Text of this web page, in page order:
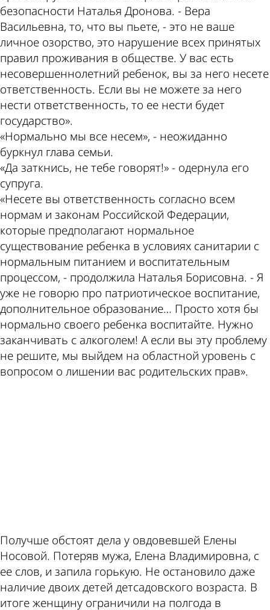
безопасности Наталья Дронова. - Вера
Васильевна, то, что вы пьете, - это не ваше
личное озорство, это нарушение всех принятых
правил проживания в обществе. У вас есть
несовершеннолетний ребенок, вы за него несете
ответственность. Если вы не можете за него
нести ответственность, то ее нести будет
государство».
«Нормально мы все несем», - неожиданно
буркнул глава семьи.
«Да заткнись, не тебе говорят!» - одернула его
супруга.
«Несете вы ответственность согласно всем
нормам и законам Российской Федерации,
которые предполагают нормальное
существование ребенка в условиях санитарии с
нормальным питанием и воспитательным
процессом, - продолжила Наталья Борисовна. - Я
уже не говорю про патриотическое воспитание,
дополнительное образование… Просто хотя бы
нормально своего ребенка воспитайте. Нужно
заканчивать с алкоголем! А если вы эту проблему
не решите, мы выйдем на областной уровень с
вопросом о лишении вас родительских прав».
Получше обстоят дела у овдовевшей Елены
Носовой. Потеряв мужа, Елена Владимировна, с
ее слов, и запила горькую. Не остановило даже
наличие двоих детей детсадовского возраста. В
итоге женщину ограничили на полгода в